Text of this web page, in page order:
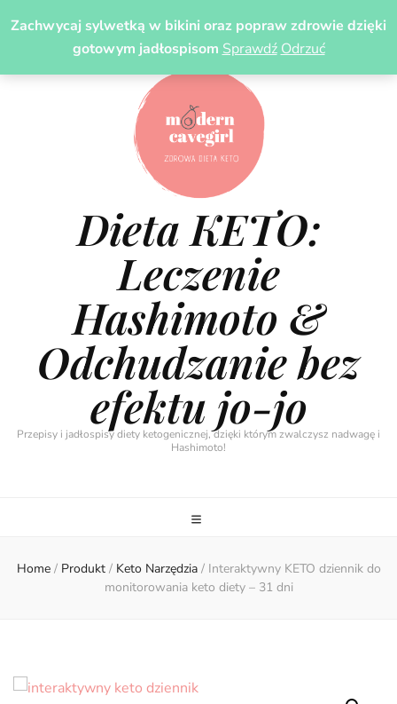
Zachwycaj sylwetką w bikini oraz popraw zdrowie dzięki
gotowym jadłospisom Sprawdź Odrzuć
Dieta KETO:
Leczenie
Hashimoto &
Odchudzanie bez
efektu jo-jo
Przepisy i jadłospisy diety ketogenicznej, dzięki którym zwalczysz nadwagę i
Hashimoto!
Home / Produkt / Keto Narzędzia / Interaktywny KETO dziennik do
monitorowania keto diety – 31 dni